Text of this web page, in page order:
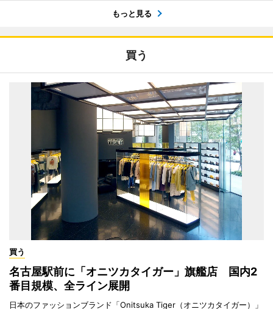
もっと見る
買う
買う
名古屋駅前に「オニツカタイガー」旗艦店 国内2
番目規模、全ライン展開
日本のファッションブランド「Onitsuka Tiger（オニツカタイガー）」